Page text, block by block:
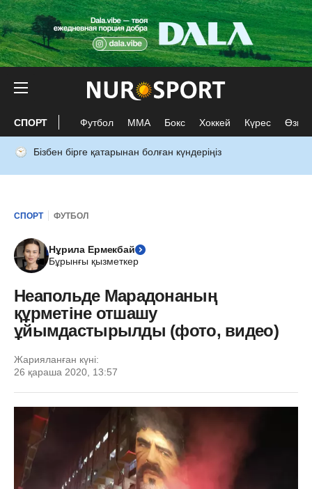
СПОРТ Футбол ММА Бокс Хоккей Күрес Өзге
Бізбен бірге қатарынан болған күндеріңіз
СПОРТ ФУТБОЛ
Нұрила Ермекбай
Бұрынғы қызметкер
Неапольде Марадонаның
құрметіне отшашу
ұйымдастырылды (фото, видео)
Жарияланған күні:
26 қараша 2020, 13:57